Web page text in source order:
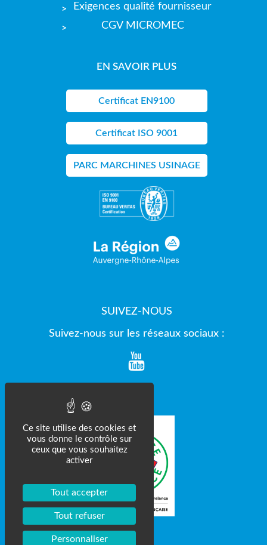
Exigences qualité fournisseur
CGV MICROMEC
EN SAVOIR PLUS
Certificat EN9100
Certificat ISO 9001
PARC MARCHINES USINAGE
SUIVEZ-NOUS
Suivez-nous sur les réseaux sociaux :
Ce site utilise des cookies et
vous donne le contrôle sur
ceux que vous souhaitez
activer
Tout accepter
Tout refuser
Personnaliser